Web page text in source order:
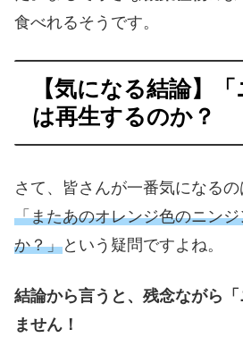
食べれるそうです。
【気になる結論】「
は再生するのか？
さて、皆さんが一番気になる
「またあのオレンジ色のニン
か？」という疑問ですよね。
結論から言うと、残念ながら
ません！